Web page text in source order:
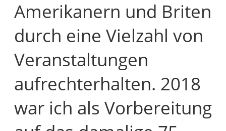
Amerikanern und Briten
durch eine Vielzahl von
Veranstaltungen
aufrechterhalten. 2018
war ich als Vorbereitung